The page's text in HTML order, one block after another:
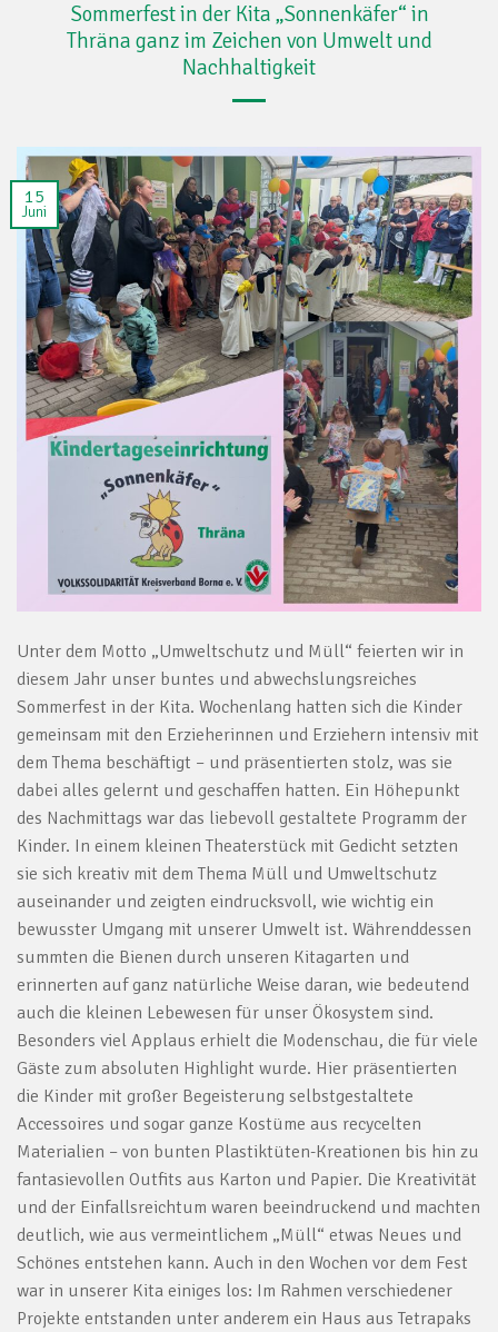
Sommerfest in der Kita „Sonnenkäfer“ in
Thräna ganz im Zeichen von Umwelt und
Nachhaltigkeit
15
Juni
Unter dem Motto „Umweltschutz und Müll“ feierten wir in
diesem Jahr unser buntes und abwechslungsreiches
Sommerfest in der Kita. Wochenlang hatten sich die Kinder
gemeinsam mit den Erzieherinnen und Erziehern intensiv mit
dem Thema beschäftigt – und präsentierten stolz, was sie
dabei alles gelernt und geschaffen hatten. Ein Höhepunkt
des Nachmittags war das liebevoll gestaltete Programm der
Kinder. In einem kleinen Theaterstück mit Gedicht setzten
sie sich kreativ mit dem Thema Müll und Umweltschutz
auseinander und zeigten eindrucksvoll, wie wichtig ein
bewusster Umgang mit unserer Umwelt ist. Währenddessen
summten die Bienen durch unseren Kitagarten und
erinnerten auf ganz natürliche Weise daran, wie bedeutend
auch die kleinen Lebewesen für unser Ökosystem sind.
Besonders viel Applaus erhielt die Modenschau, die für viele
Gäste zum absoluten Highlight wurde. Hier präsentierten
die Kinder mit großer Begeisterung selbstgestaltete
Accessoires und sogar ganze Kostüme aus recycelten
Materialien – von bunten Plastiktüten-Kreationen bis hin zu
fantasievollen Outfits aus Karton und Papier. Die Kreativität
und der Einfallsreichtum waren beeindruckend und machten
deutlich, wie aus vermeintlichem „Müll“ etwas Neues und
Schönes entstehen kann. Auch in den Wochen vor dem Fest
war in unserer Kita einiges los: Im Rahmen verschiedener
Projekte entstanden unter anderem ein Haus aus Tetrapaks